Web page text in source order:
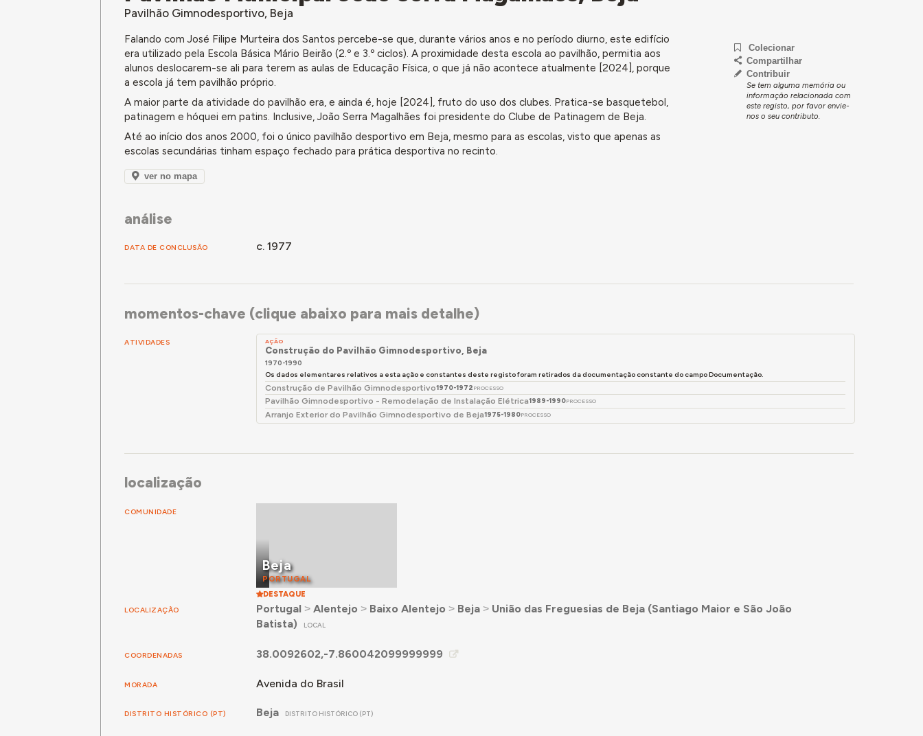
Pavilhão Gimnodesportivo, Beja
Falando com José Filipe Murteira dos Santos percebe-se que, durante vários anos e no período diurno, este edifício
era utilizado pela Escola Básica Mário Beirão (2.º e 3.º ciclos). A proximidade desta escola ao pavilhão, permitia aos
alunos deslocarem-se ali para terem as aulas de Educação Física, o que já não acontece atualmente [2024], porque
a escola já tem pavilhão próprio.
A maior parte da atividade do pavilhão era, e ainda é, hoje [2024], fruto do uso dos clubes. Pratica-se basquetebol,
patinagem e hóquei em patins. Inclusive, João Serra Magalhães foi presidente do Clube de Patinagem de Beja.
Até ao início dos anos 2000, foi o único pavilhão desportivo em Beja, mesmo para as escolas, visto que apenas as
escolas secundárias tinham espaço fechado para prática desportiva no recinto.
ver no mapa
Colecionar
Compartilhar
Contribuir
Se tem alguma memória ou
informação relacionada com
este registo, por favor envie-
nos o seu contributo.
análise
DATA DE CONCLUSÃO c. 1977
momentos-chave (clique abaixo para mais detalhe)
ATIVIDADES AÇÃO
Construção do Pavilhão Gimnodesportivo, Beja
1970-1990
Os dados elementares relativos a esta ação e constantes deste registo foram retirados da documentação constante do campo Documentação.
Construção de Pavilhão Gimnodesportivo1970-1972 PROCESSO
Pavilhão Gimnodesportivo - Remodelação de Instalação Elétrica1989-1990PROCESSO
Arranjo Exterior do Pavilhão Gimnodesportivo de Beja1975-1980PROCESSO
localização
COMUNIDADE
Beja
PORTUGAL
DESTAQUE
LOCALIZAÇÃO Portugal ˃ Alentejo ˃ Baixo Alentejo ˃ Beja˃ União das Freguesias de Beja (Santiago Maior e São João
Batista)
LOCAL
COORDENADAS 38.0092602,-7.860042099999999
MORADA Avenida do Brasil
DISTRITO HISTÓRICO (PT) Beja DISTRITO HISTÓRICO (PT)